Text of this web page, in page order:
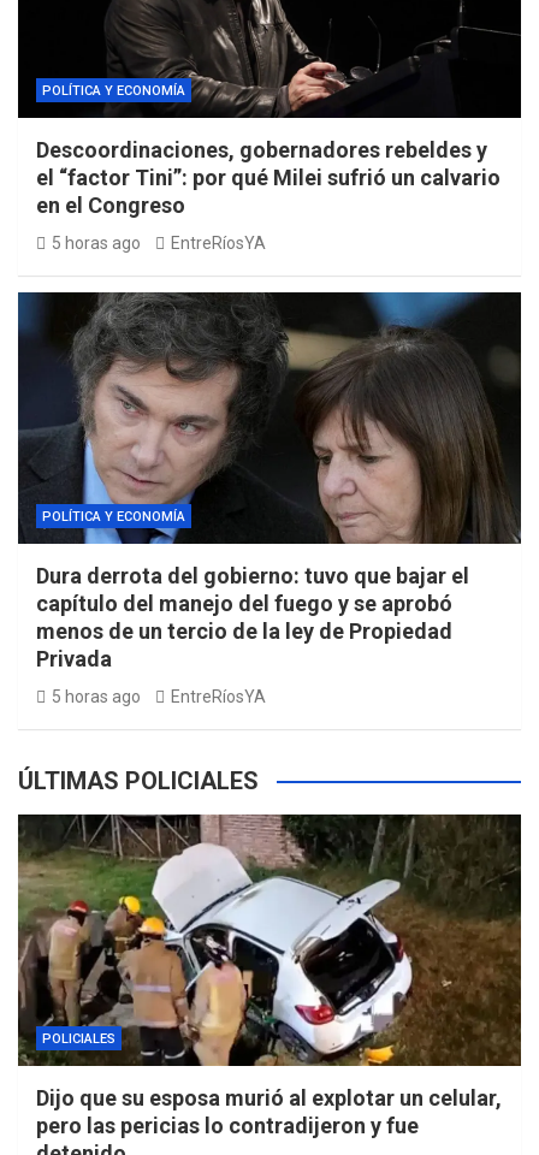
POLÍTICA Y ECONOMÍA
Descoordinaciones, gobernadores rebeldes y
el “factor Tini”: por qué Milei sufrió un calvario
en el Congreso
5 horas ago EntreRíosYA
POLÍTICA Y ECONOMÍA
Dura derrota del gobierno: tuvo que bajar el
capítulo del manejo del fuego y se aprobó
menos de un tercio de la ley de Propiedad
Privada
5 horas ago EntreRíosYA
ÚLTIMAS POLICIALES
POLICIALES
Dijo que su esposa murió al explotar un celular,
pero las pericias lo contradijeron y fue